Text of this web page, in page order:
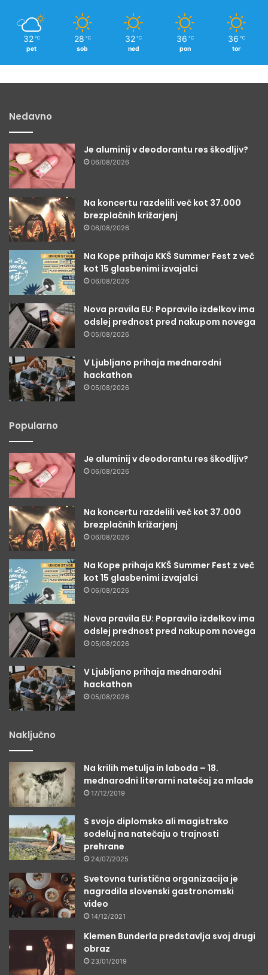
32 ℃
pet
28 ℃
sob
32 ℃
ned
36 ℃
pon
36 ℃
tor
Nedavno
Je aluminij v deodorantu res škodljiv?
06/08/2026
Na koncertu razdelili več kot 37.000
brezplačnih križarjenj
06/08/2026
Na Kope prihaja KKŠ Summer Fest z več
kot 15 glasbenimi izvajalci
06/08/2026
Nova pravila EU: Popravilo izdelkov ima
odslej prednost pred nakupom novega
05/08/2026
V Ljubljano prihaja mednarodni
hackathon
05/08/2026
Popularno
Je aluminij v deodorantu res škodljiv?
06/08/2026
Na koncertu razdelili več kot 37.000
brezplačnih križarjenj
06/08/2026
Na Kope prihaja KKŠ Summer Fest z več
kot 15 glasbenimi izvajalci
06/08/2026
Nova pravila EU: Popravilo izdelkov ima
odslej prednost pred nakupom novega
05/08/2026
V Ljubljano prihaja mednarodni
hackathon
05/08/2026
Naključno
Na krilih metulja in laboda – 18.
mednarodni literarni natečaj za mlade
17/12/2019
S svojo diplomsko ali magistrsko
sodeluj na natečaju o trajnosti
prehrane
24/07/2025
Svetovna turistična organizacija je
nagradila slovenski gastronomski
video
14/12/2021
Klemen Bunderla predstavlja svoj drugi
obraz
23/01/2019